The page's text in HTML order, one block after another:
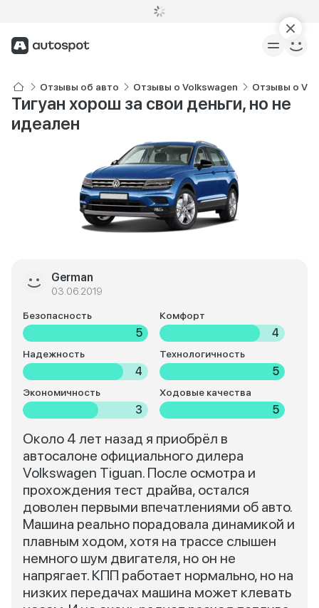
Отзывы об авто Отзывы о Volkswagen Отзывы о
Тигуан хорош за свои деньги, но не
идеален
German
03.06.2019
Безопасность
5
Комфорт
4
Надежность
4
Технологичность
5
Экономичность
3
Ходовые качества
5
Около 4 лет назад я приобрёл в
автосалоне официального дилера
Volkswagen Tiguan. После осмотра и
прохождения тест драйва, остался
доволен первыми впечатлениями об авто.
Машина реально порадовала динамикой и
плавным ходом, хотя на трассе слышен
немного шум двигателя, но он не
напрягает. КПП работает нормально, но на
низких передачах машина может клевать